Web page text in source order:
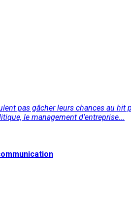
pas gâcher leurs chances au hit
le management d'entreprise...